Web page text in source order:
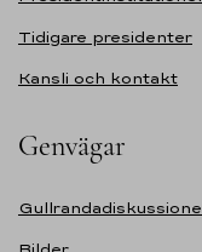
Tidigare presidenter
Kansli och kontakt
Genvägar